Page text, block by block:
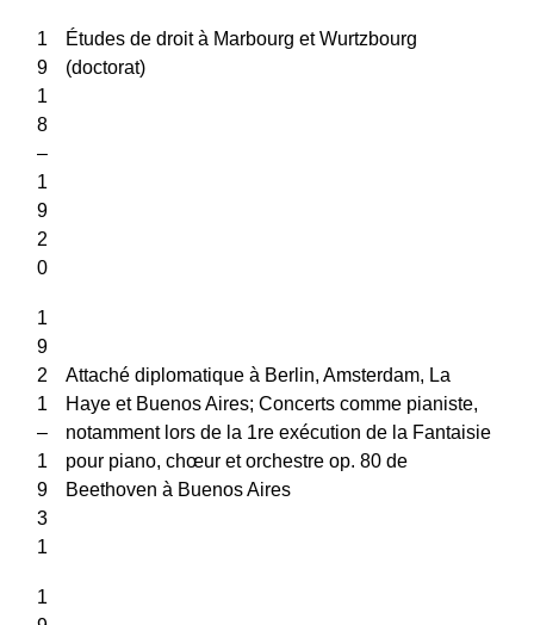
1
9
1
8
–
1
9
2
0
Études de droit à Marbourg et Wurtzbourg
(doctorat)
1
9
2
1
–
1
9
3
1
Attaché diplomatique à Berlin, Amsterdam, La
Haye et Buenos Aires; Concerts comme pianiste,
notamment lors de la 1re exécution de la Fantaisie
pour piano, chœur et orchestre op. 80 de
Beethoven à Buenos Aires
1